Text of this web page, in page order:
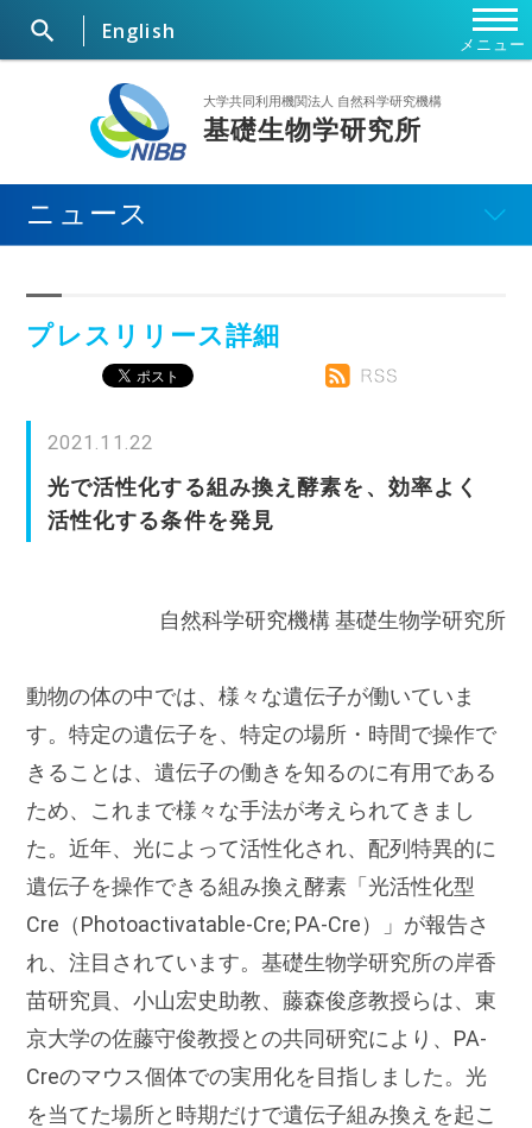
メニュー
研究所概要
ニュース
研究部門・施設
セミナー・行事
大学院
共同利用研究
交通案内
English

大学共同利用機関法人 自然科学研究機構
基礎生物学研究所
ニュース
プレスリリース詳細
2021.11.22
光で活性化する組み換え酵素を、効率よく
活性化する条件を発見
自然科学研究機構 基礎生物学研究所
動物の体の中では、様々な遺伝子が働いていま
す。特定の遺伝子を、特定の場所・時間で操作で
きることは、遺伝子の働きを知るのに有用である
ため、これまで様々な手法が考えられてきまし
た。近年、光によって活性化され、配列特異的に
遺伝子を操作できる組み換え酵素「光活性化型
Cre（Photoactivatable-Cre; PA-Cre）」が報告さ
れ、注目されています。基礎生物学研究所の岸香
苗研究員、小山宏史助教、藤森俊彦教授らは、東
京大学の佐藤守俊教授との共同研究により、PA-
Creのマウス個体での実用化を目指しました。光
を当てた場所と時期だけで遺伝子組み換えを起こ